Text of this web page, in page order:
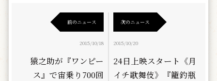
前のニュース
2015/10/18
猿之助が『ワンピー
ス』で宙乗り700回
次のニュース
2015/10/20
24日上映スタート《月
イチ歌舞伎》『籠釣瓶